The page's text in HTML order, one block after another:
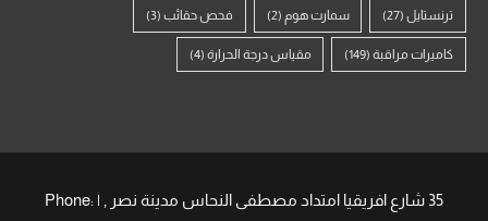
ترنستايل(27) سمارت هوم (2) فحص حقائب(3)
كاميرات مراقبة(149) مقياس درجة الحرارة (4)
35 شارع افريقيا امتداد مصطفى النحاس مدينة نصر , | Phone: